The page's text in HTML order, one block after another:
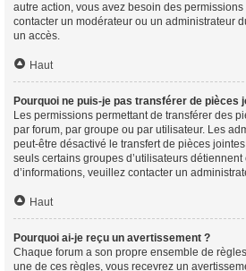
autre action, vous avez besoin des
contacter un modérateur ou un administrateur
un accès.
Haut
Pourquoi ne puis-je pas transférer de pièces
Les permissions permettant de transférer des
par forum, par groupe ou par utilisateur. Les
peut-être désactivé le transfert de pièces
seuls certains groupes d’utilisateurs
d’informations, veuillez contacter un
Haut
Pourquoi ai-je reçu un avertissement ?
Chaque forum a son propre ensemble de
une de ces règles, vous recevrez un